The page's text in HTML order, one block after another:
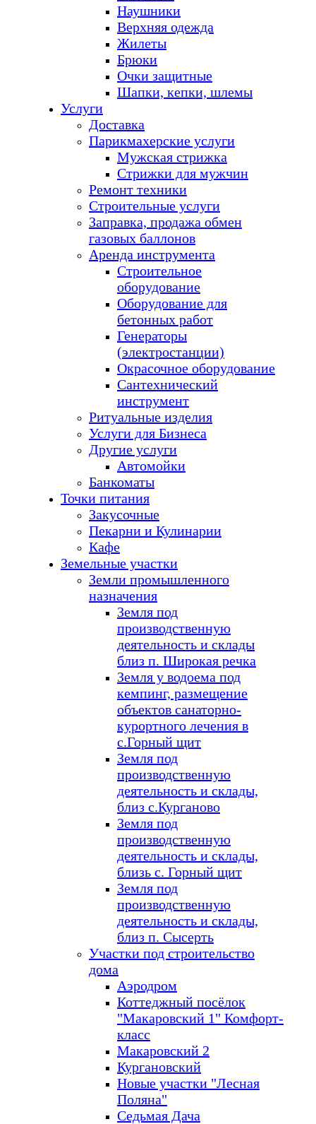
Наушники
Верхняя одежда
Жилеты
Брюки
Очки защитные
Шапки, кепки, шлемы
Услуги
Доставка
Парикмахерские услуги
Мужская стрижка
Стрижки для мужчин
Ремонт техники
Строительные услуги
Заправка, продажа обмен
газовых баллонов
Аренда инструмента
Строительное
оборудование
Оборудование для
бетонных работ
Генераторы
(электростанции)
Окрасочное оборудование
Сантехнический
инструмент
Ритуальные изделия
Услуги для Бизнеса
Другие услуги
Автомойки
Банкоматы
Точки питания
Закусочные
Пекарни и Кулинарии
Кафе
Земельные участки
Земли промышленного
назначения
Земля под
производственную
деятельность и склады
близ п. Широкая речка
Земля у водоема под
кемпинг, размещение
объектов санаторно-
курортного лечения в
с.Горный щит
Земля под
производственную
деятельность и склады,
близ с.Курганово
Земля под
производственную
деятельность и склады,
близь с. Горный щит
Земля под
производственную
деятельность и склады,
близ п. Сысерть
Участки под строительство
дома
Аэродром
Коттеджный посёлок
"Макаровский 1" Комфорт-
класс
Макаровский 2
Кургановский
Новые участки "Лесная
Поляна"
Седьмая Дача